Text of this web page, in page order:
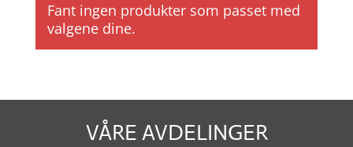
Fant ingen produkter som passet med
valgene dine.
VÅRE AVDELINGER